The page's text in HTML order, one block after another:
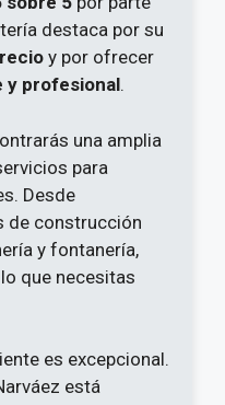
destaca por su
y por ofrecer
y profesional.
una amplia
para
Desde
de construcción
y fontanería,
que necesitas
es excepcional.
está